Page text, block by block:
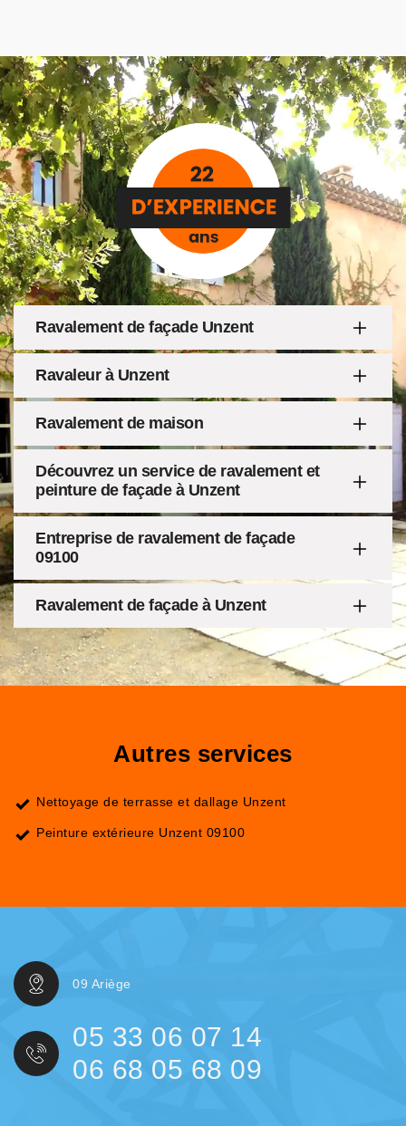
Ravalement de façade Unzent
Ravaleur à Unzent
Ravalement de maison
Découvrez un service de ravalement et
peinture de façade à Unzent
Entreprise de ravalement de façade
09100
Ravalement de façade à Unzent
Autres services
Nettoyage de terrasse et dallage Unzent
Peinture extérieure Unzent 09100
09 Ariège
05 33 06 07 14
06 68 05 68 09